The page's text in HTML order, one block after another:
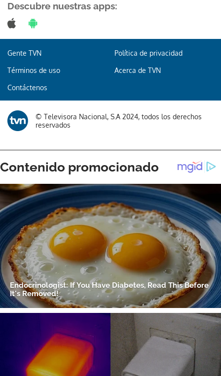
Descubre nuestras apps:
Gente TVN Política de privacidad
Términos de uso Acerca de TVN
Contáctenos
© Televisora Nacional, S.A 2024, todos los derechos
reservados